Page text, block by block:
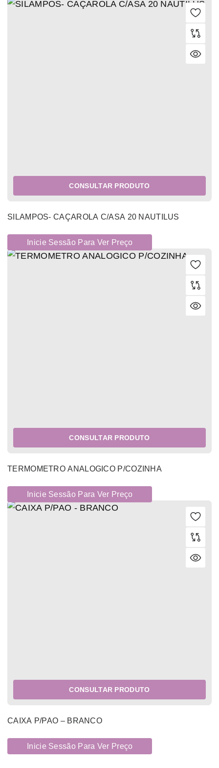
CONSULTAR PRODUTO
SILAMPOS- CAÇAROLA C/ASA 20 NAUTILUS
Inicie Sessão Para Ver Preço
CONSULTAR PRODUTO
TERMOMETRO ANALOGICO P/COZINHA
Inicie Sessão Para Ver Preço
CONSULTAR PRODUTO
CAIXA P/PAO – BRANCO
Inicie Sessão Para Ver Preço